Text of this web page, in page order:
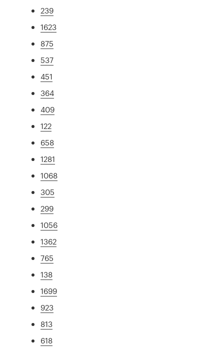
239
1623
875
537
451
364
409
122
658
1281
1068
305
299
1056
1362
765
138
1699
923
813
618